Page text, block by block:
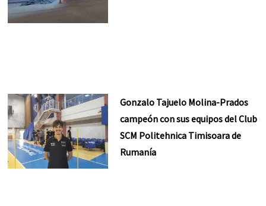
Gonzalo Tajuelo Molina-Prados
campeón con sus equipos del Club
SCM Politehnica Timisoara de
Rumanía